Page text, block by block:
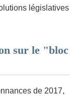
législatives
sur le "bloc
de 2017,